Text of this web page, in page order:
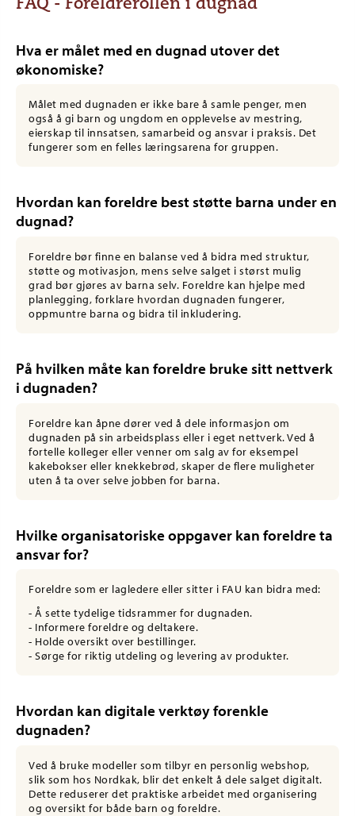
FAQ - Foreldrerollen i dugnad
Hva er målet med en dugnad utover det
økonomiske?
Målet med dugnaden er ikke bare å samle penger, men
også å gi barn og ungdom en opplevelse av mestring,
eierskap til innsatsen, samarbeid og ansvar i praksis. Det
fungerer som en felles læringsarena for gruppen.
Hvordan kan foreldre best støtte barna under en
dugnad?
Foreldre bør finne en balanse ved å bidra med struktur,
støtte og motivasjon, mens selve salget i størst mulig
grad bør gjøres av barna selv. Foreldre kan hjelpe med
planlegging, forklare hvordan dugnaden fungerer,
oppmuntre barna og bidra til inkludering.
På hvilken måte kan foreldre bruke sitt nettverk
i dugnaden?
Foreldre kan åpne dører ved å dele informasjon om
dugnaden på sin arbeidsplass eller i eget nettverk. Ved å
fortelle kolleger eller venner om salg av for eksempel
kakebokser eller knekkebrød, skaper de flere muligheter
uten å ta over selve jobben for barna.
Hvilke organisatoriske oppgaver kan foreldre ta
ansvar for?
Foreldre som er lagledere eller sitter i FAU kan bidra med:
- Å sette tydelige tidsrammer for dugnaden.
- Informere foreldre og deltakere.
- Holde oversikt over bestillinger.
- Sørge for riktig utdeling og levering av produkter.
Hvordan kan digitale verktøy forenkle
dugnaden?
Ved å bruke modeller som tilbyr en personlig webshop,
slik som hos Nordkak, blir det enkelt å dele salget digitalt.
Dette reduserer det praktiske arbeidet med organisering
og oversikt for både barn og foreldre.